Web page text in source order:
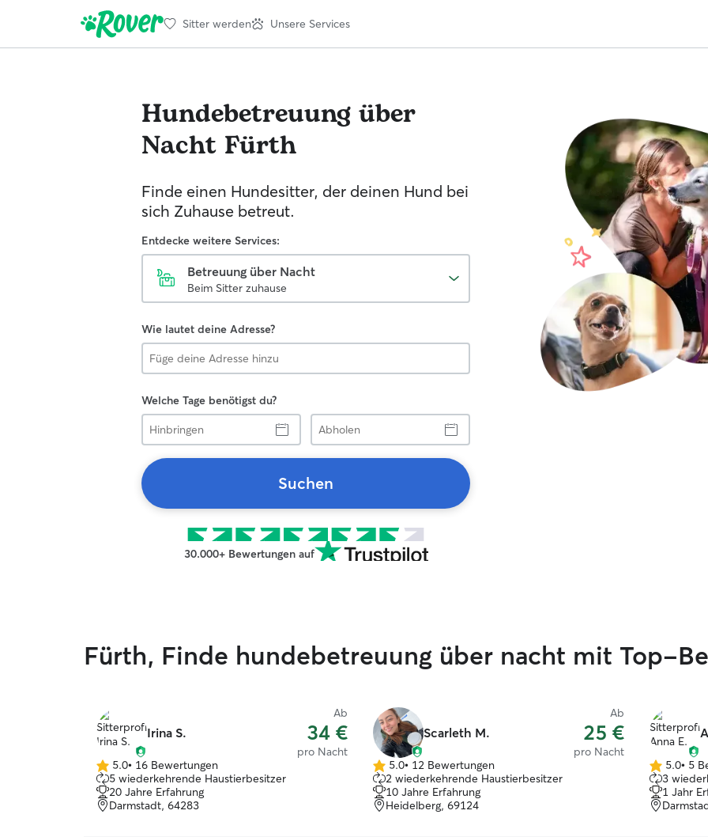
Sitter werden Unsere Services
Hundebetreuung über
Nacht Fürth
Finde einen Hundesitter, der deinen Hund bei
sich Zuhause betreut.
Entdecke weitere Services:
Betreuung über Nacht
Beim Sitter zuhause
Wie lautet deine Adresse?
Welche Tage benötigst du?
Hinbringen
Abholen
Suchen
30.000+ Bewertungen auf
Fürth, Finde hundebetreuung über nacht mit Top-
Irina S.
Ab
34 €
pro Nacht
5.0
von
5
Sternen
5.0• 16 Bewertungen
5 wiederkehrende Haustierbesitzer
20 Jahre Erfahrung
Darmstadt, 64283
Scarleth M.
Ab
25 €
pro Nacht
5.0
von
5
Sternen
5.0• 12 Bewertungen
2 wiederkehrende Haustierbesitzer
10 Jahre Erfahrung
Heidelberg, 69124
5.0
von
5
Sternen
5.0• 5
3
1 Jahr